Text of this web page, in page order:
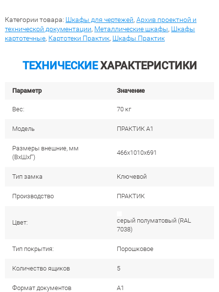
Категории товара: Шкафы для чертежей, Архив проектной и
технической документации, Металлические шкафы, Шкафы
картотечные, Картотеки Практик, Шкафы Практик
ТЕХНИЧЕСКИЕХАРАКТЕРИСТИКИ
Параметр Значение
Вес: 70 кг
Модель ПРАКТИК A1
Размеры внешние, мм
(ВхШхГ)
466x1010x691
Тип замка Ключевой
Производство ПРАКТИК
Цвет:
cерый полуматовый (RAL
7038)
Тип покрытия: Порошковое
Количество ящиков 5
Формат документов A1